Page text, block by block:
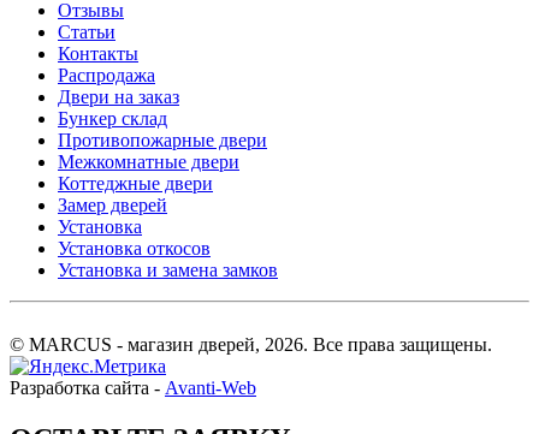
Отзывы
Статьи
Контакты
Распродажа
Двери на заказ
Бункер склад
Противопожарные двери
Межкомнатные двери
Коттеджные двери
Замер дверей
Установка
Установка откосов
Установка и замена замков
© MARCUS - магазин дверей, 2026. Все права защищены.
Разработка сайта - Avanti-Web